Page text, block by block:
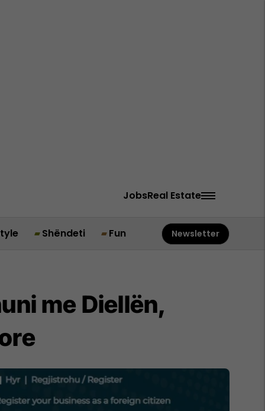
JobsReal Estate
Shëndeti Fun Newsletter
me Diellën,